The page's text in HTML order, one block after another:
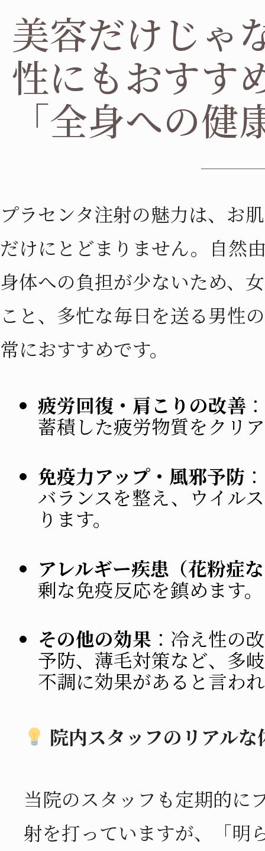
美容だけじゃ
性にもおすす
「全身への健
プラセンタ注射の魅力は、お
だけにとどまりません。自然
身体への負担が少ないため、
こと、多忙な毎日を送る男性
常におすすめです。
疲労回復・肩こりの改善
蓄積した疲労物質をクリ
免疫力アップ・風邪予防
バランスを整え、ウイル
ります。
アレルギー疾患（花粉症
剰な免疫反応を鎮めます。
その他の効果 ：冷え性の
予防、薄毛対策など、多
不調に効果があると言わ
院内スタッフのリアルな
当院のスタッフも定期的に
射を打っていますが、「明